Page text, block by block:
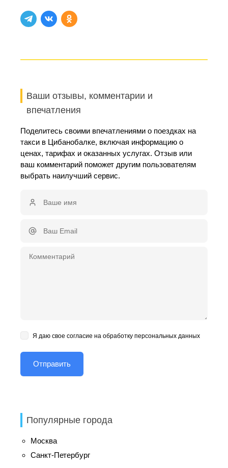
Ваши отзывы, комментарии и
впечатления
Поделитесь своими впечатлениями о поездках на
такси в Цибанобалке, включая информацию о
ценах, тарифах и оказанных услугах. Отзыв или
ваш комментарий поможет другим пользователям
выбрать наилучший сервис.
Я даю свое согласие на обработку персональных данных
Популярные города
Москва
Санкт-Петербург